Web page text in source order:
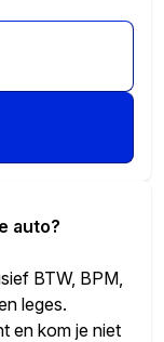
auto?
BTW, BPM,
leges.
en kom je niet